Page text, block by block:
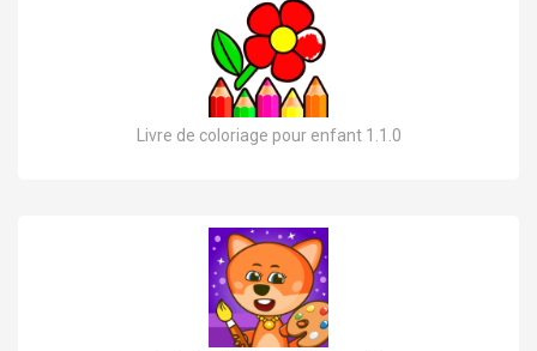
Livre de coloriage pour enfant 1.1.0